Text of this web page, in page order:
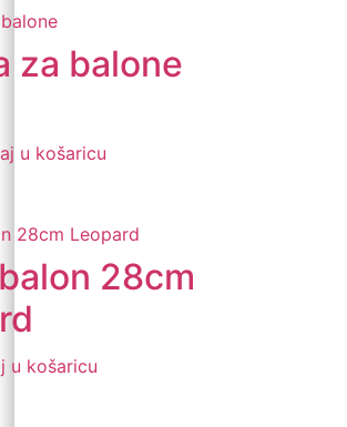
za balone
u košaricu
28cm
u košaricu